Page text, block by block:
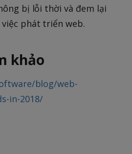
bị lỗi thời và đem lại
phát triển web.
khảo
blog/web-
in-2018/